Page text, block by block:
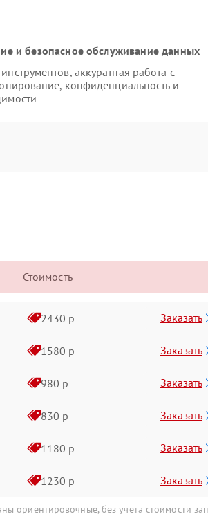
и безопасное обслуживание данных
аккуратная работа с
конфиденциальность и
Стоимость
2430 р Заказать
1580 р Заказать
980 р Заказать
830 р Заказать
1180 р Заказать
1230 р Заказать
ориентировочные, без учета стоимости